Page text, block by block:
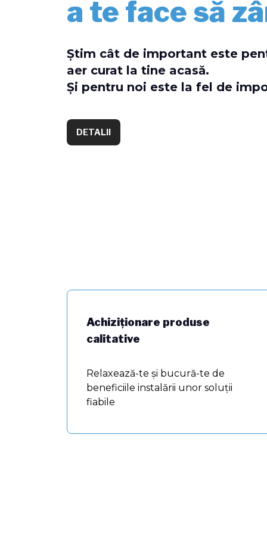
a te face să
Știm cât de important este
aer curat la tine acasă.
Și pentru noi este la fel de
DETALII
Achiziționare produse
calitative
Relaxează-te şi bucură-te de
beneficiile instalării unor soluţii
fiabile